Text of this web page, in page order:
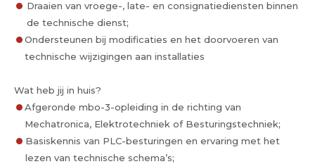
Draaien van vroege-, late- en consignatiediensten binnen
de technische dienst;
Ondersteunen bij modificaties en het doorvoeren van
technische wijzigingen aan installaties
Wat heb jij in huis?
Afgeronde mbo-3-opleiding in de richting van
Mechatronica, Elektrotechniek of Besturingstechniek;
Basiskennis van PLC-besturingen en ervaring met het
lezen van technische schema’s;